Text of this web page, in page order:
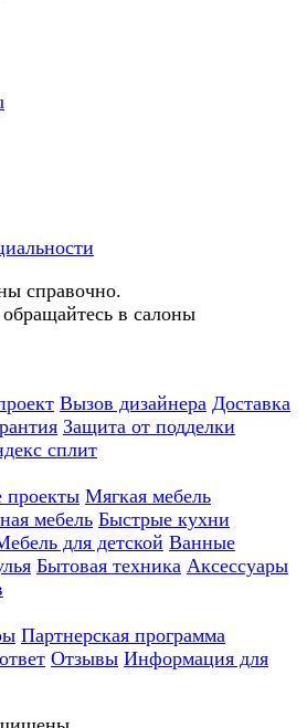
справочно.
в салоны
Вызов дизайнера Доставка
Защита от подделки
сплит
Мягкая мебель
мебель Быстрые кухни
для детской Ванные
Бытовая техника Аксессуары
Партнерская программа
Отзывы Информация для